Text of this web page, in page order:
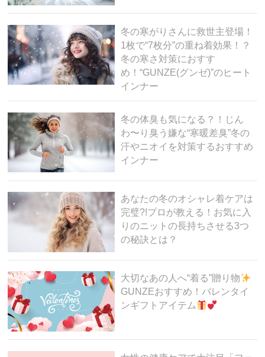
冬の寒がりさんに救世主登場！
1枚で“7枚分”の重ね着効果！？
冬の寒さ対策におすす
め！“GUNZE(グンゼ)”のヒート
インナー
冬の体臭も気になる？！じん
わ〜り臭う嫌な“寒暖差臭”冬の
汗やニオイを対策するおすすめ
インナー
あなたの冬のオシャレ着ケアは
完璧?!プロが教える！お気に入
りのニットの長持ちさせる3つ
の秘訣とは？
大切なあの人へ“着る”贈り物
GUNZEおすすめ！バレンタイ
ンギフトアイテム